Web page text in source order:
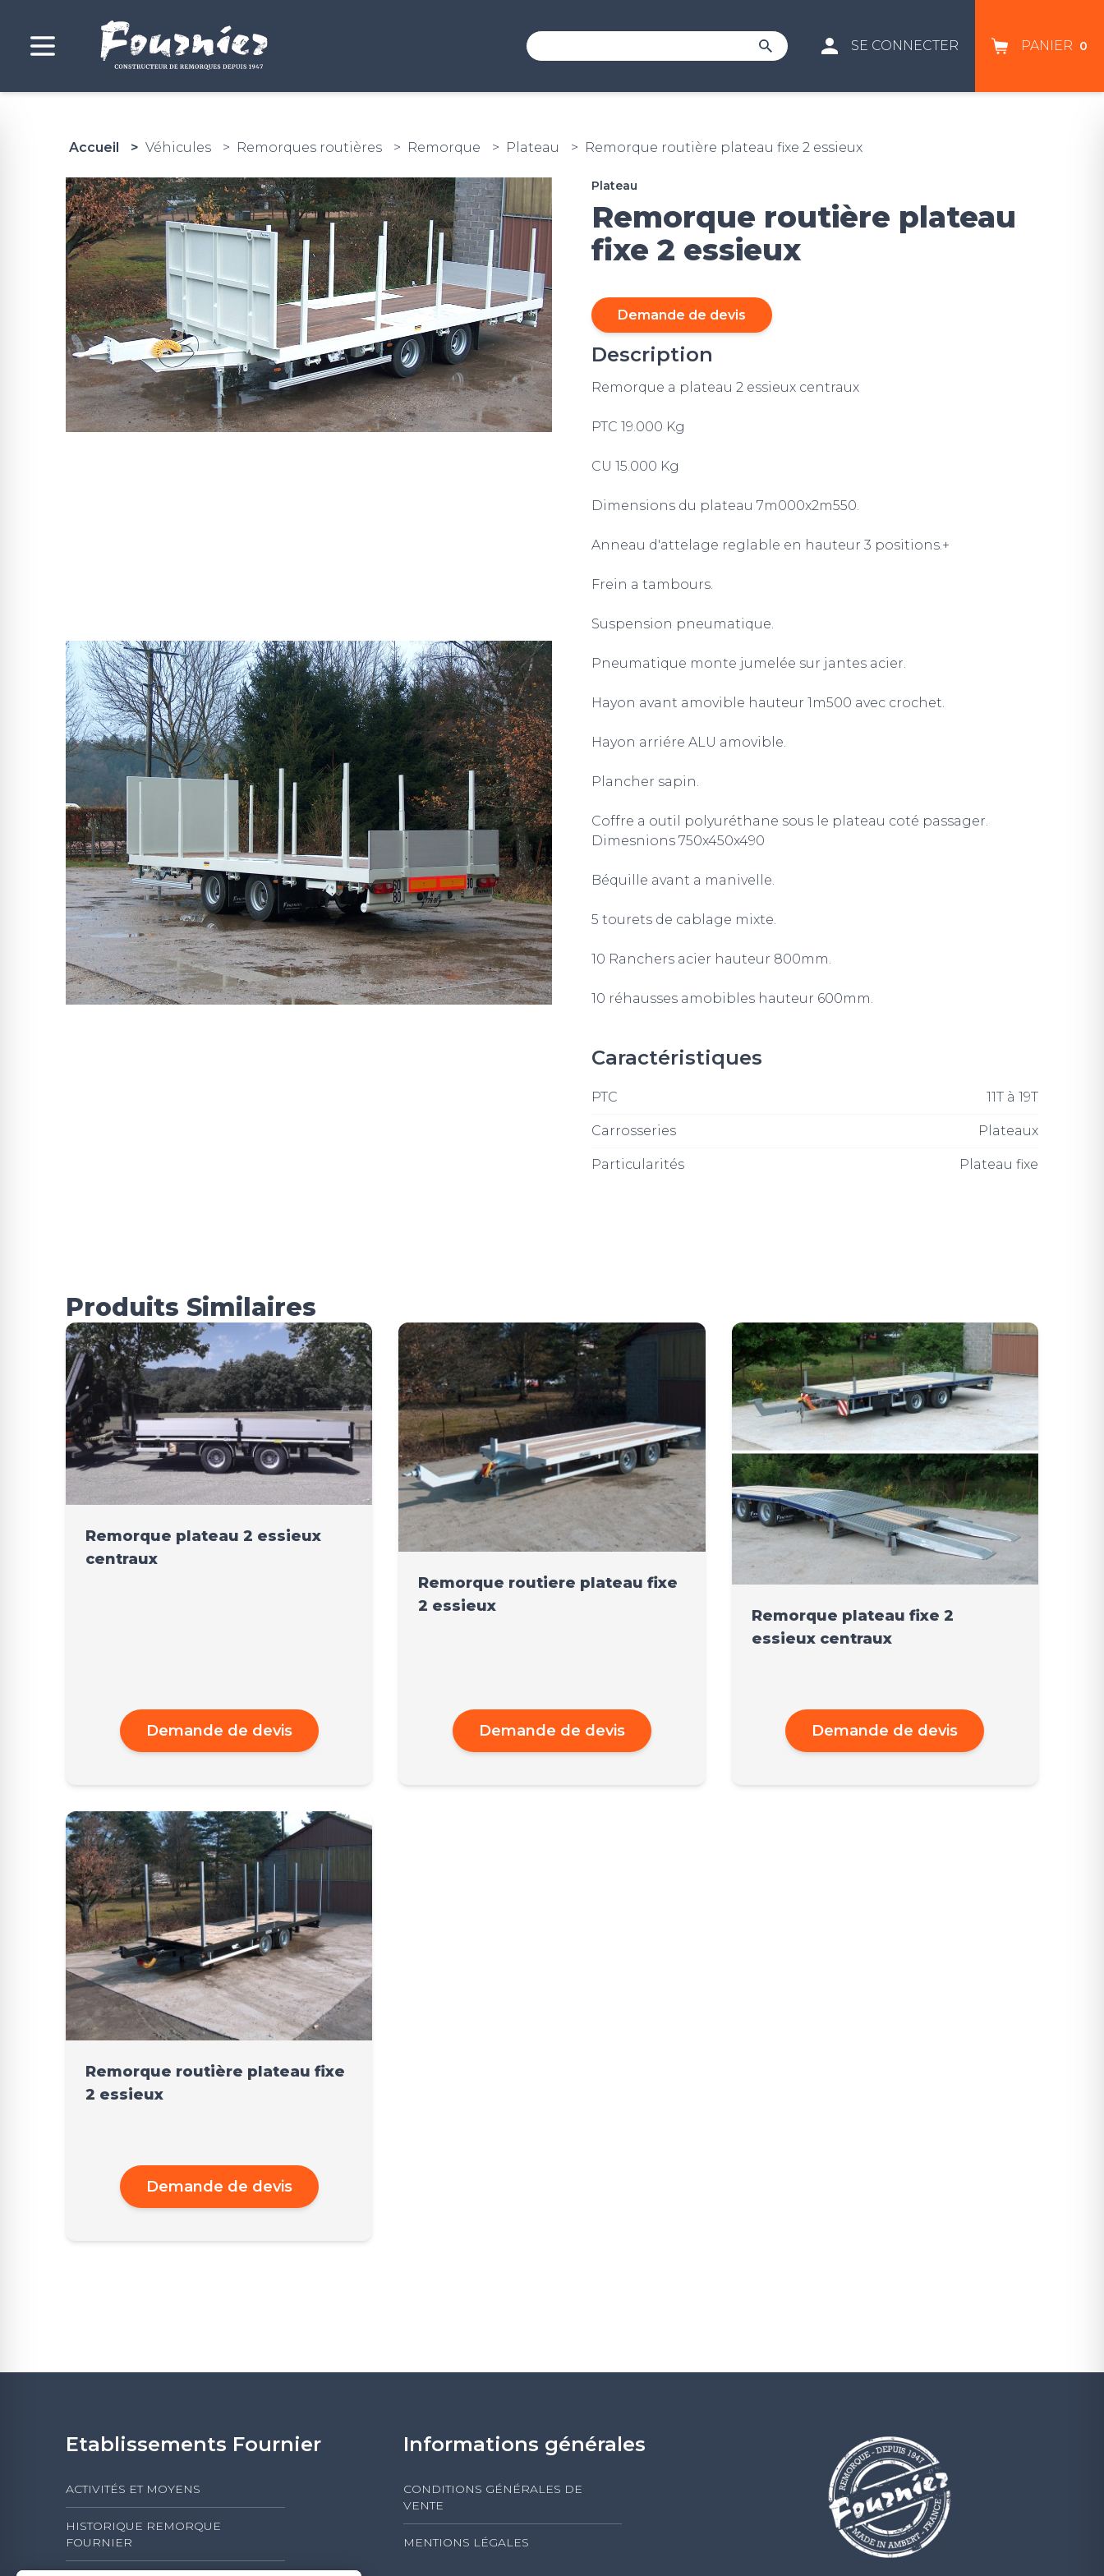
SE CONNECTER PANIER 0
Accueil Véhicules Remorques routières Remorque Plateau Remorque routière plateau fixe 2 essieux
Plateau
Remorque routière plateau
fixe 2 essieux
Demande de devis
Description
Remorque a plateau 2 essieux centraux
PTC 19.000 Kg
CU 15.000 Kg
Dimensions du plateau 7m000x2m550.
Anneau d'attelage reglable en hauteur 3 positions.+
Frein a tambours.
Suspension pneumatique.
Pneumatique monte jumelée sur jantes acier.
Hayon avant amovible hauteur 1m500 avec crochet.
Hayon arriére ALU amovible.
Plancher sapin.
Coffre a outil polyuréthane sous le plateau coté passager.
Dimesnions 750x450x490
Béquille avant a manivelle.
5 tourets de cablage mixte.
10 Ranchers acier hauteur 800mm.
10 réhausses amobibles hauteur 600mm.
Caractéristiques
PTC 11T à 19T
Carrosseries Plateaux
Particularités Plateau fixe
Produits Similaires
Remorque plateau 2 essieux
centraux
Demande de devis
Remorque routiere plateau fixe
2 essieux
Demande de devis
Remorque plateau fixe 2
essieux centraux
Demande de devis
Remorque routière plateau fixe
2 essieux
Demande de devis
Etablissements Fournier
ACTIVITÉS ET MOYENS
HISTORIQUE REMORQUE
FOURNIER
Informations générales
CONDITIONS GÉNÉRALES DE
VENTE
MENTIONS LÉGALES